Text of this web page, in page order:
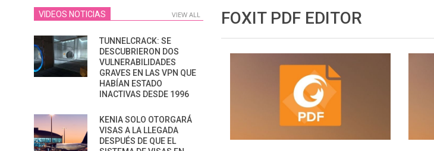
FOXIT PDF EDITOR
VIDEOS NOTICIAS VIEW ALL
TUNNELCRACK: SE
DESCUBRIERON DOS
VULNERABILIDADES
GRAVES EN LAS VPN QUE
HABÍAN ESTADO
INACTIVAS DESDE 1996
KENIA SOLO OTORGARÁ
VISAS A LA LLEGADA
DESPUÉS DE QUE EL